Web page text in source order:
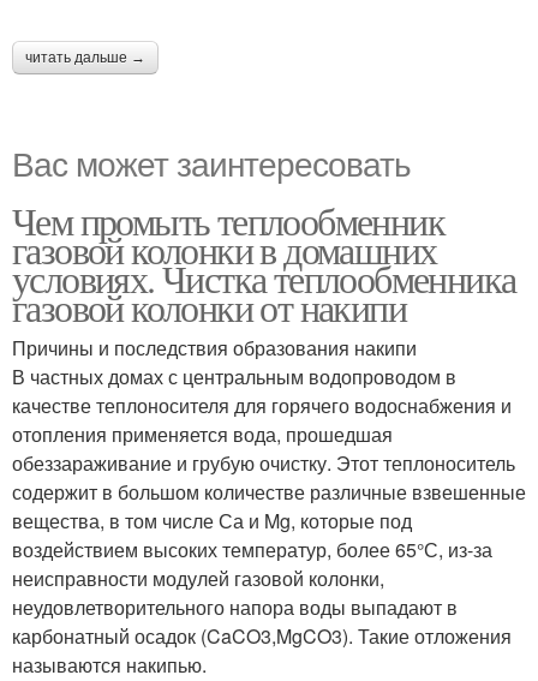
читать дальше →
Вас может заинтересовать
Чем промыть теплообменник
газовой колонки в домашних
условиях. Чистка теплообменника
газовой колонки от накипи
Причины и последствия образования накипи
В частных домах с центральным водопроводом в
качестве теплоносителя для горячего водоснабжения и
отопления применяется вода, прошедшая
обеззараживание и грубую очистку. Этот теплоноситель
содержит в большом количестве различные взвешенные
вещества, в том числе Са и Mg, которые под
воздействием высоких температур, более 65°С, из-за
неисправности модулей газовой колонки,
неудовлетворительного напора воды выпадают в
карбонатный осадок (CaCO3,MgCO3). Такие отложения
называются накипью.